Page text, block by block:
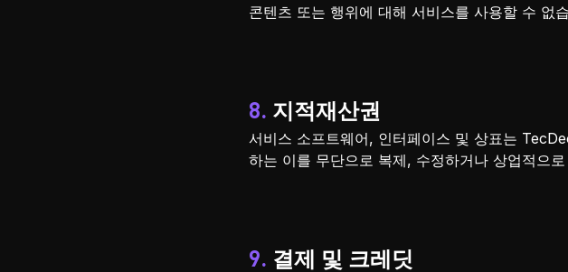
콘텐츠 또는 행위에 대해 서비스를 사용할 수 없
8. 지적재산권
서비스 소프트웨어, 인터페이스 및 상표는
하는 이를 무단으로 복제, 수정하거나 상업적으
9. 결제 및 크레딧